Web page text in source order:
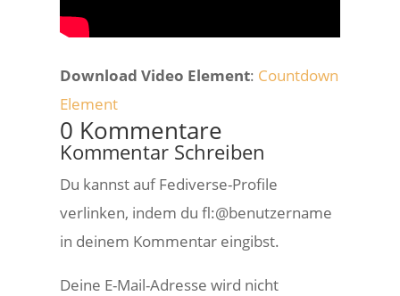
Download Video Element: Countdown
Element
0 Kommentare
Kommentar Schreiben
Du kannst auf Fediverse-Profile
verlinken, indem du fl:@benutzername
in deinem Kommentar eingibst.
Deine E-Mail-Adresse wird nicht